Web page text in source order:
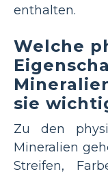
enthalten.
Welche
sie
Zu den
Mineralien
Streifen,